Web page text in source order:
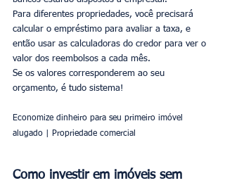
Para diferentes propriedades, você precisará
calcular o empréstimo para avaliar a taxa, e
então usar as calculadoras do credor para ver o
valor dos reembolsos a cada mês.
Se os valores corresponderem ao seu
orçamento, é tudo sistema!
Economize dinheiro para seu primeiro imóvel
alugado | Propriedade comercial
Como investir em imóveis sem